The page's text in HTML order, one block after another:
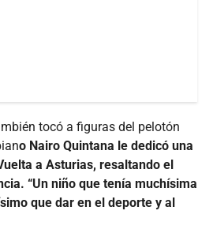
tocó a figuras del pelotón
o Nairo Quintana le dedicó una
a Asturias, resaltando el
“Un niño que tenía muchísima
que dar en el deporte y al